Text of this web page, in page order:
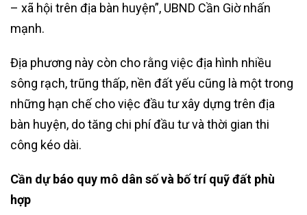
– xã hội trên địa bàn huyện”, UBND Cần Giờ nhấn
mạnh.
Địa phương này còn cho rằng việc địa hình nhiều
sông rạch, trũng thấp, nền đất yếu cũng là một trong
những hạn chế cho việc đầu tư xây dựng trên địa
bàn huyện, do tăng chi phí đầu tư và thời gian thi
công kéo dài.
Cần dự báo quy mô dân số và bố trí quỹ đất phù
hợp